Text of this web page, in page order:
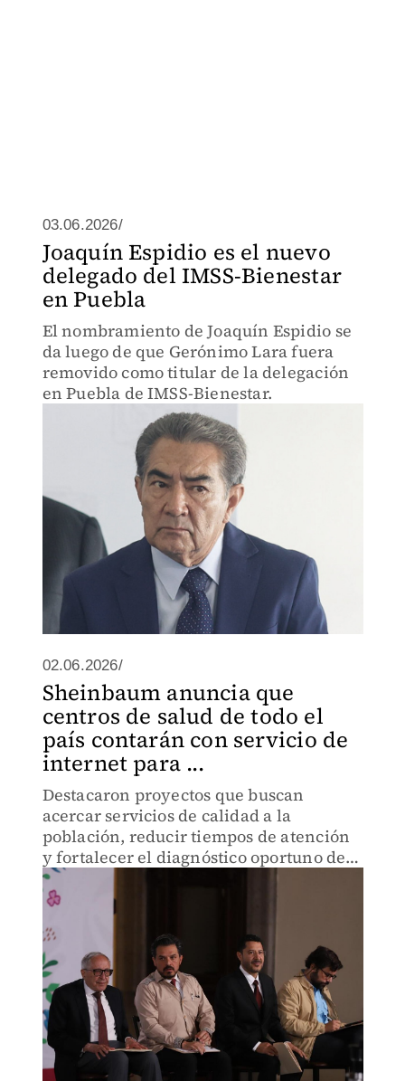
03.06.2026/
Joaquín Espidio es el nuevo
delegado del IMSS-Bienestar
en Puebla
El nombramiento de Joaquín Espidio se
da luego de que Gerónimo Lara fuera
removido como titular de la delegación
en Puebla de IMSS-Bienestar.
02.06.2026/
Sheinbaum anuncia que
centros de salud de todo el
país contarán con servicio de
internet para ...
Destacaron proyectos que buscan
acercar servicios de calidad a la
población, reducir tiempos de atención
y fortalecer el diagnóstico oportuno de
enfermedades.